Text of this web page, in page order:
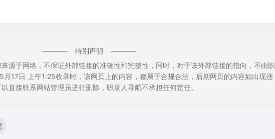
特别声明
源于网络，不保证外部链接的准确性和完整性，同时，对于该外部链接的指向，不由职
17日 上午1:25收录时，该网页上的内容，都属于合规合法，后期网页的内容如出现违
直接联系网站管理员进行删除，职场人导航不承担任何责任。